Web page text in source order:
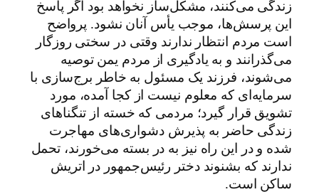
زندگی می‌کنند، مشکل‌ساز نخواهد بود اگر پاسخ
این پرسش‌ها، موجب یأس آنان نشود. پرواضح
است مردم انتظار ندارند وقتی در سختی روزگار
می‌گذرانند و به یادگیری از مردم یمن توصیه
می‌شوند، فرزند یک مسئول به خاطر برج‌سازی با
سرمایه‌ای که معلوم نیست از کجا آمده، مورد
تشویق قرار گیرد؛ مردمی که خسته از تنگناهای
زندگی حاضر به پذیرش دشواری‌های مهاجرت
شده و در این راه نیز به در بسته می‌خورند، تحمل
ندارند که بشنوند دختر رئیس‌جمهور در اتریش
ساکن است.